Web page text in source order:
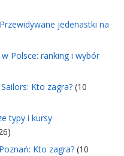
jedenastki na
Polsce: ranking i wybór
Kto zagra? (10
typy i kursy
Kto zagra? (10